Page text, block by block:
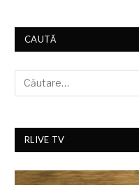
CAUTĂ
RLIVE TV